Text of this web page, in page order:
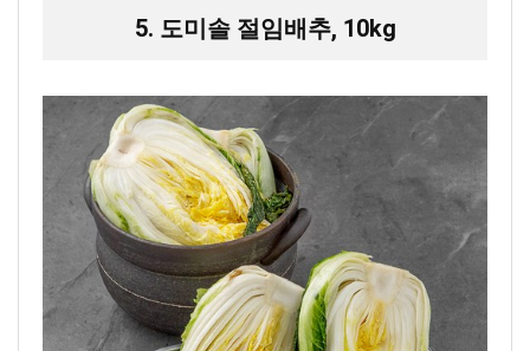
5. 도미솔 절임배추, 10kg